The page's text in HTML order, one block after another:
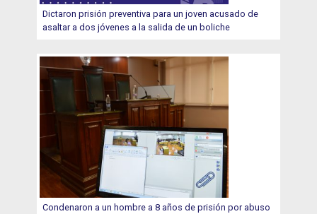
Dictaron prisión preventiva para un joven acusado de
asaltar a dos jóvenes a la salida de un boliche
Condenaron a un hombre a 8 años de prisión por abuso